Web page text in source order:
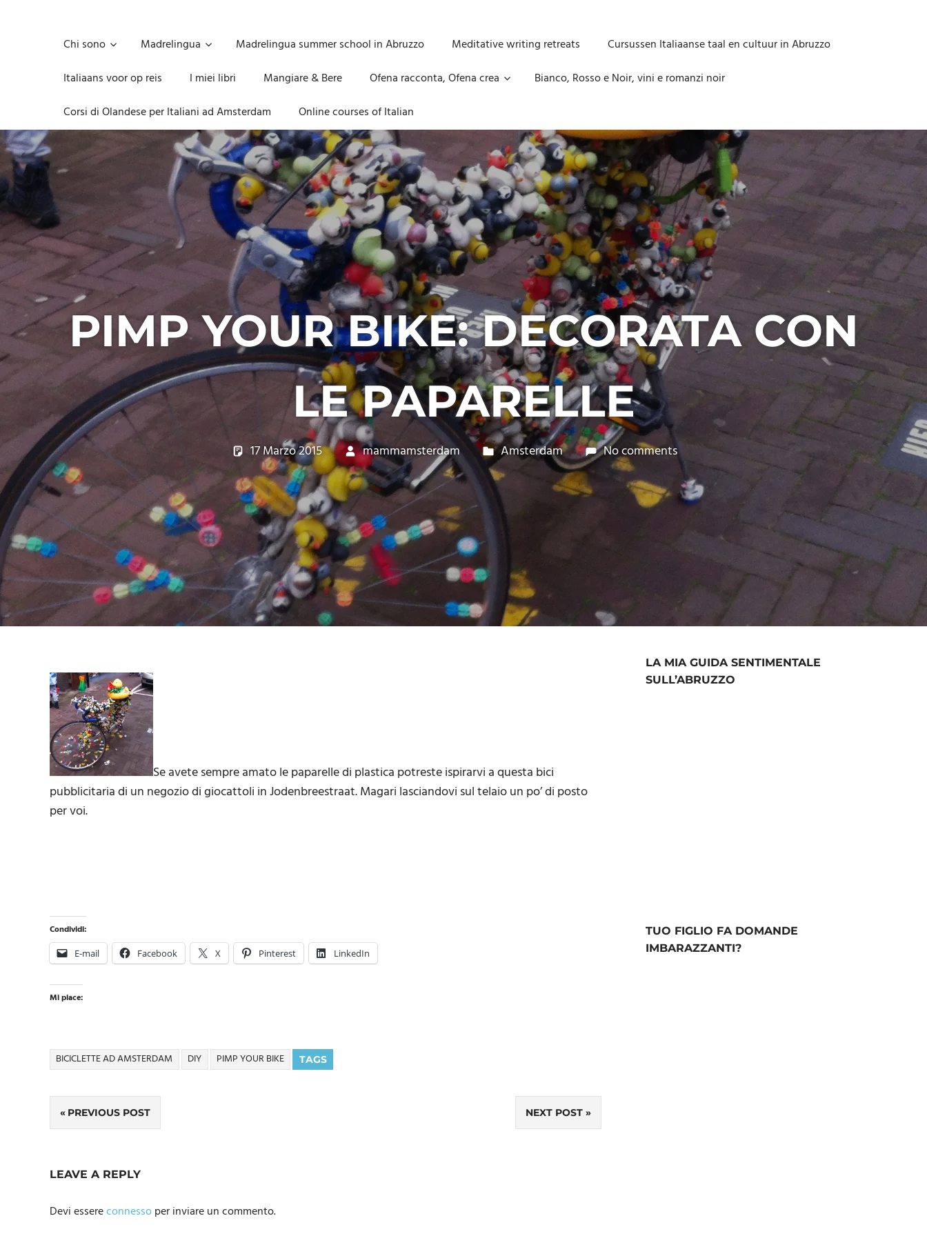
imprescindibile,
inevitabile
Mammamsterdam
oggi
anche
in
formato
monodose
e
nuova
confezione
migliorata
Chi sono Madrelingua Madrelingua summer school in Abruzzo Meditative writing retreats
Cursussen Italiaanse taal en cultuur in Abruzzo
Italiaans voor op reis
I miei libri Mangiare & Bere Ofena racconta, Ofena crea
Bianco, Rosso e Noir, vini e romanzi noir
Corsi di Olandese per Italiani ad Amsterdam
Online courses of Italian
PIMP YOUR BIKE: DECORATA CON
LE PAPARELLE
17 Marzo 2015 mammamsterdam Amsterdam No comments
Se avete sempre amato le paparelle di plastica potreste ispirarvi a questa bici
pubblicitaria di un negozio di giocattoli in Jodenbreestraat. Magari lasciandovi sul telaio un po’ di posto
per voi.
Condividi:
E-mail Facebook X Pinterest LinkedIn
Mi piace:
TAGS
BICICLETTE AD AMSTERDAM DIY PIMP YOUR BIKE
Navigazione
PREVIOUS POST NEXT POST
LEAVE A REPLY
Devi essereconnessoper inviare un commento.
LA MIA GUIDA SENTIMENTALE
SULL’ABRUZZO
TUO FIGLIO FA DOMANDE
IMBARAZZANTI?